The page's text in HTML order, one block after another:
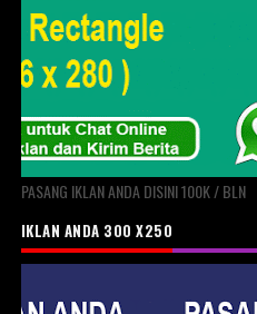
PASANG IKLAN ANDA DISINI 100K / BLN
IKLAN ANDA 300 X250